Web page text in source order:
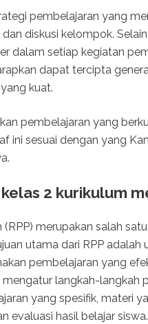
pembelajaran yang
diskusi kelompok.
dalam setiap kegiatan
dapat tercipta
kuat.
pembelajaran yang
ini sesuai dengan yang
2 kurikulum
(RPP) merupakan salah
utama dari RPP
pembelajaran yang
mengatur langkah-langkah
yang spesifik, materi
evaluasi hasil belajar siswa.